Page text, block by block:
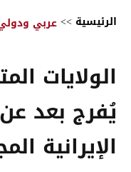
الرئيسية >>عربي
الولايات
يُفرج بعد
الإيرانية